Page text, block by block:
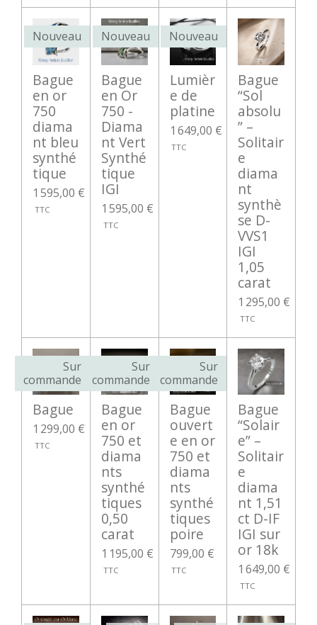
Nouveau
Bague
en or
750
diama
nt bleu
synthé
tique
1 595,00 €
Nouveau
Bague
en Or
750 -
Diama
nt Vert
Synthé
tique
IGI
1 595,00 €
Nouveau
Lumièr
e de
platine
1 649,00 €
Bague
“Sol
absolu
” –
Solitair
e
diama
nt
synthè
se D-
VVS1
IGI
1,05
carat
1 295,00 €
Sur
commande
Bague
1 299,00 €
Sur
commande
Bague
en or
750 et
diama
nts
synthé
tiques
0,50
carat
1 195,00 €
Sur
commande
Bague
ouvert
e en or
750 et
diama
nts
synthé
tiques
poire
799,00 €
Bague
“Solair
e” –
Solitair
e
diama
nt 1,51
ct D-IF
IGI sur
or 18k
1 649,00 €